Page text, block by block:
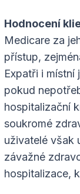
Hodnocení
Medicare za
přístup,
Expatři i
pokud
hospitalizační
soukromé
uživatelé však
závažné
hospitalizace,